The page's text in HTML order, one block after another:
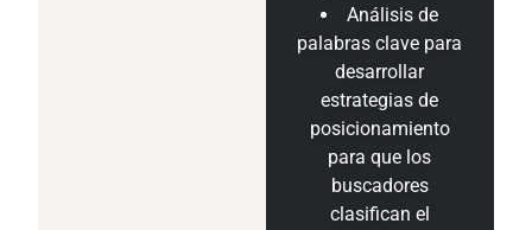
Análisis de
palabras clave para
desarrollar
estrategias de
posicionamiento
para que los
buscadores
clasifican el